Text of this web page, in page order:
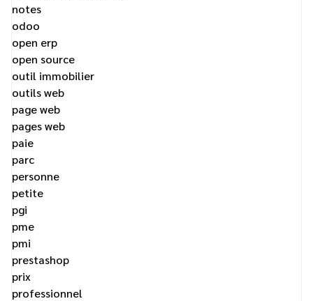
notes
odoo
open erp
open source
outil immobilier
outils web
page web
pages web
paie
parc
personne
petite
pgi
pme
pmi
prestashop
prix
professionnel